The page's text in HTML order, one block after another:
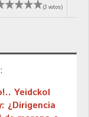
(3 votos)
Yeidckol
¿Dirigencia